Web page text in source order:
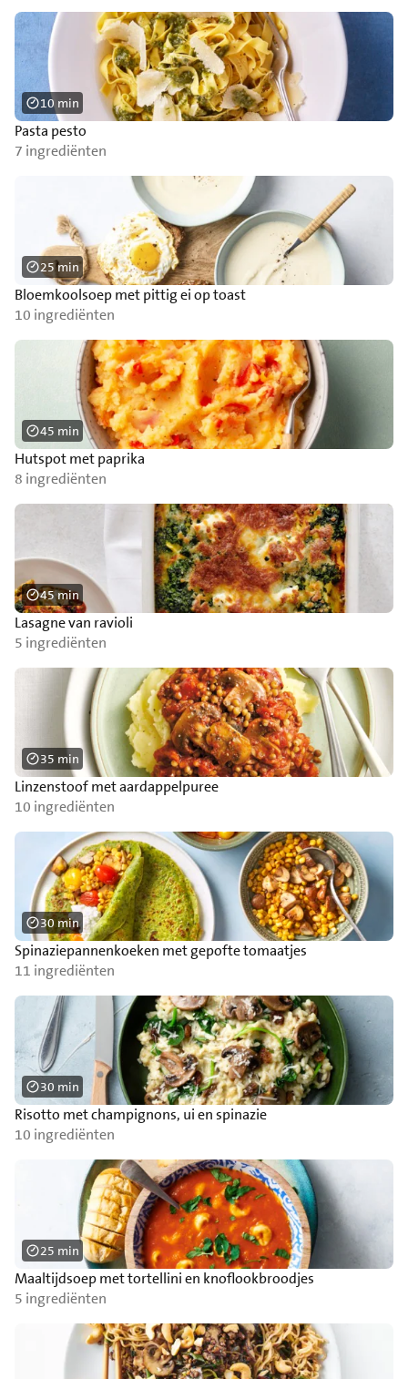
Pasta pesto
7 ingrediënten
10 min
Bloemkoolsoep met pittig ei op toast
10 ingrediënten
25 min
Hutspot met paprika
8 ingrediënten
45 min
Lasagne van ravioli
5 ingrediënten
45 min
Linzenstoof met aardappelpuree
10 ingrediënten
35 min
Spinaziepannenkoeken met gepofte tomaatjes
11 ingrediënten
30 min
Risotto met champignons, ui en spinazie
10 ingrediënten
30 min
Maaltijdsoep met tortellini en knoflookbroodjes
5 ingrediënten
25 min